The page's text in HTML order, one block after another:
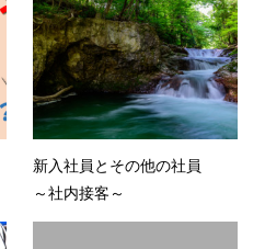
新入社員とその他の社員
～社内接客～